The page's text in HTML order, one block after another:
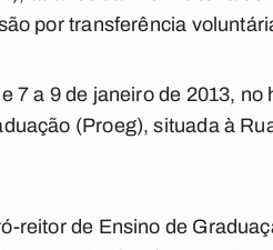
por transferência
7 a 9 de janeiro de 2013, no
(Proeg), situada à
reitor de Ensino de